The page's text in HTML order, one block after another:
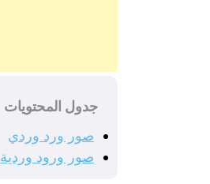
جدول المحتويات
صور ورد وردي
صور ورود وردية